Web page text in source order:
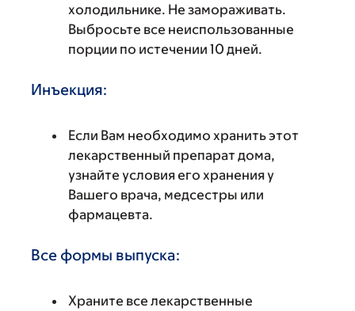
холодильнике. Не замораживать.
Выбросьте все неиспользованные
порции по истечении 10 дней.
Инъекция:
Если Вам необходимо хранить этот
лекарственный препарат дома,
узнайте условия его хранения у
Вашего врача, медсестры или
фармацевта.
Все формы выпуска:
Храните все лекарственные